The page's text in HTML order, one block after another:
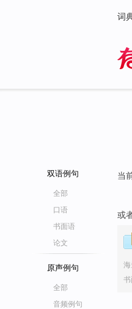
词
双语例句
全部
口语
书面语
论文
原声例句
全部
音频例句
当
或
海
书